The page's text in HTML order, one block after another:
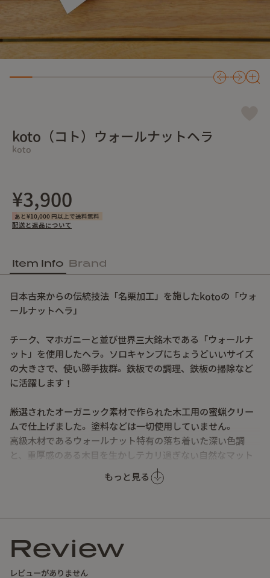
koto（コト）ウォールナットヘラ
koto
¥3,900
あと¥10,000 円以上で送料無料
配送と返品について
Item Info Brand
もっと見る
日本古来からの伝統技法「名栗加工」を施したkotoの「ウォ
ールナットヘラ」
チーク、マホガニーと並び世界三大銘木である「ウォールナ
ット」を使用したヘラ。ソロキャンプにちょうどいいサイズ
の大きさで、使い勝手抜群。鉄板での調理、鉄板の掃除など
に活躍します！
厳選されたオーガニック素材で作られた木工用の蜜蝋クリー
ムで仕上げました。塗料などは一切使用していません。
高級木材であるウォールナット特有の落ち着いた深い色調
と、重厚感のある木目を生かしテカリ過ぎない自然なマット
ヘラ面部分：約6cm
Review
レビューがありません